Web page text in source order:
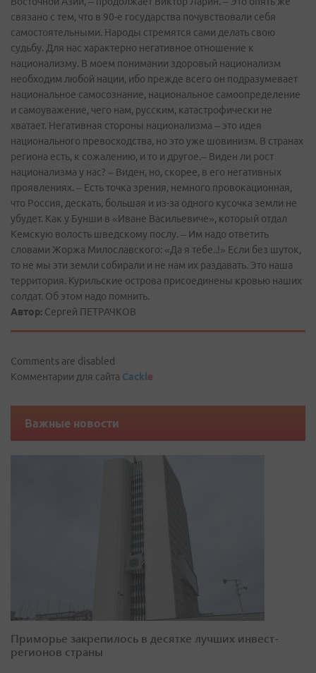
Автор: Сергей ПЕТРАЧКОВ
Comments are disabled
Комментарии для сайта Cackle
Важные новости
Приморье закрепилось в десятке лучших инвест-
регионов страны